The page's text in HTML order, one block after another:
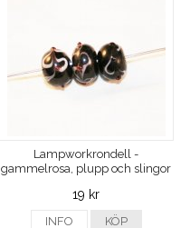
Lampworkrondell -
gammelrosa, plupp och slingor
19 kr
INFO KÖP